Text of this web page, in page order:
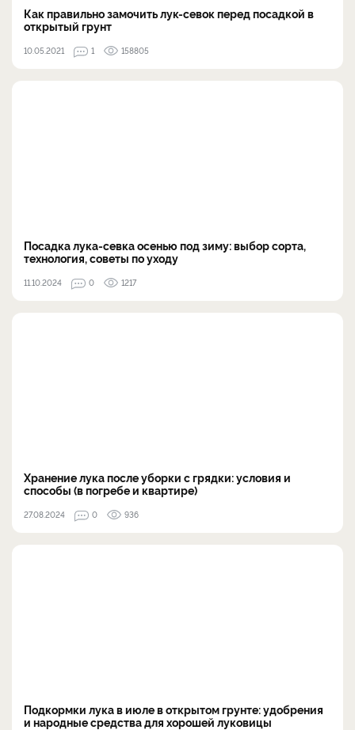
Как правильно замочить лук-севок перед посадкой в
открытый грунт
10.05.2021 1 158805
Посадка лука-севка осенью под зиму: выбор сорта,
технология, советы по уходу
11.10.2024 0 1217
Хранение лука после уборки с грядки: условия и
способы (в погребе и квартире)
27.08.2024 0 936
Подкормки лука в июле в открытом грунте: удобрения
и народные средства для хорошей луковицы